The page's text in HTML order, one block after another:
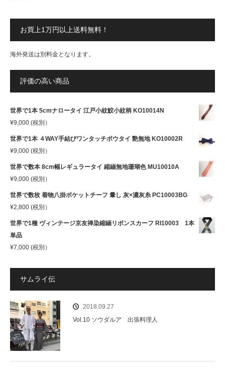
お買上1万円以上送料無料！
海外発送は別料金となります。
評価の高い商品
世界で1本 5cmナロータイ 江戸小紋鮫小紋柄 KO10014N
¥9,000 (税別）
世界で1本 ４WAY手結びワンタッチボウタイ 艶無地 KO10002R
¥9,000 (税別）
世界で数本 8cm幅レギュラータイ 縮緬無地珊瑚色 MU10010A
¥9,000 (税別）
世界で数枚 着物八掛ポケットチーフ 暈し 灰×濃灰糸 PC10003BG
¥2,800 (税別）
世界で1種 ヴィンテージ京友禅染縮緬リボンスカーフ RI10003 1本
単品
¥7,000 (税別）
サムライ伝
2018.09.27
Vol.10 ソウダルア 出張料理人